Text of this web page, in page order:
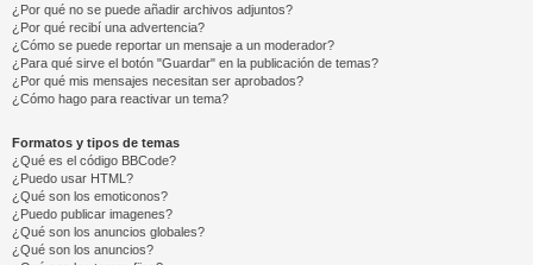
¿Por qué no se puede añadir archivos adjuntos?
¿Por qué recibí una advertencia?
¿Cómo se puede reportar un mensaje a un moderador?
¿Para qué sirve el botón "Guardar" en la publicación de temas?
¿Por qué mis mensajes necesitan ser aprobados?
¿Cómo hago para reactivar un tema?
Formatos y tipos de temas
¿Qué es el código BBCode?
¿Puedo usar HTML?
¿Qué son los emoticonos?
¿Puedo publicar imagenes?
¿Qué son los anuncios globales?
¿Qué son los anuncios?